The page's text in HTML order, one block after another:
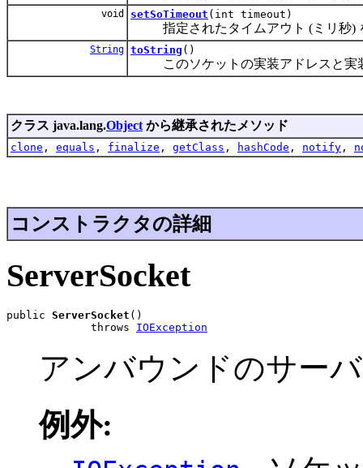
void setSoTimeout (int timeout)
指定されたタイムアウト (ミリ秒)
String toString ()
このソケットの実装アドレスと実
クラス java.lang.Object から継承されたメソッド
clone , equals , finalize , getClass , hashCode , notify ,
コンストラクタの詳細
ServerSocket
public ServerSocket ()
             throws
IOException
アンバウンドのサー
例外: